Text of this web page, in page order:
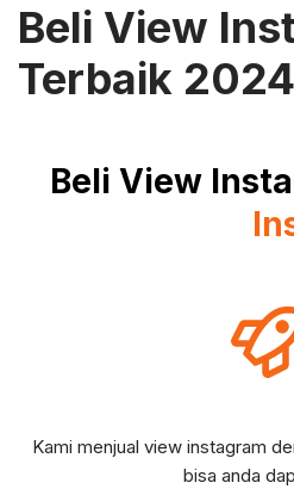
Beli View
Terbaik 2024
Beli View
Kami menjual view instagram
bisa anda